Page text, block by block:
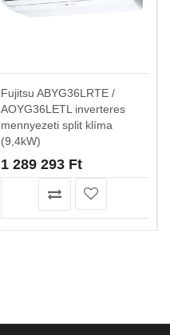
Fujitsu ABYG36LRTE /
AOYG36LETL inverteres
mennyezeti split klíma
(9,4kW)
1 289 293 Ft